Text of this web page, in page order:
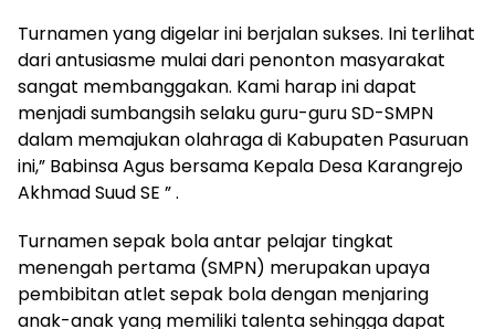
Turnamen yang digelar ini berjalan sukses. Ini terlihat
dari antusiasme mulai dari penonton masyarakat
sangat membanggakan. Kami harap ini dapat
menjadi sumbangsih selaku guru-guru SD-SMPN
dalam memajukan olahraga di Kabupaten Pasuruan
ini,” Babinsa Agus bersama Kepala Desa Karangrejo
Akhmad Suud SE ” .
Turnamen sepak bola antar pelajar tingkat
menengah pertama (SMPN) merupakan upaya
pembibitan atlet sepak bola dengan menjaring
anak-anak yang memiliki talenta sehingga dapat